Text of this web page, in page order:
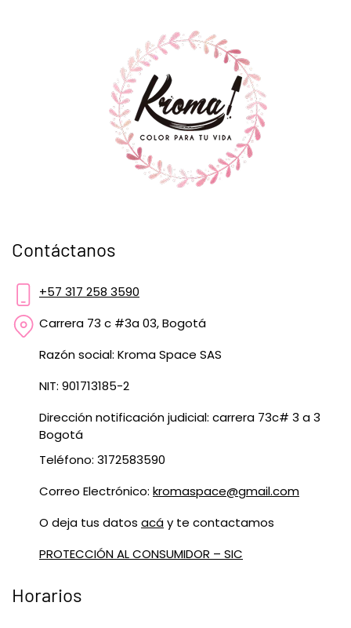
Contáctanos
+57 317 258 3590
Carrera 73 c #3a 03, Bogotá
Razón social: Kroma Space SAS
NIT: 901713185-2
Dirección notificación judicial: carrera 73c# 3 a 3
Bogotá
Teléfono: 3172583590
Correo Electrónico: kromaspace@gmail.com
O deja tus datos acáy te contactamos
PROTECCIÓN AL CONSUMIDOR – SIC
Horarios